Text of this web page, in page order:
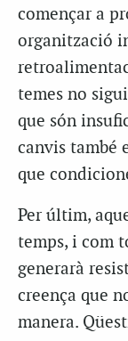
començar a
organització
temes no
que són
canvis també
que
Per últim,
temps, i com
generarà
creença que
manera.